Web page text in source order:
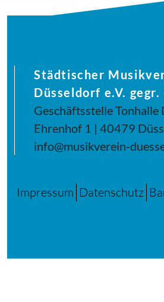
Städtischer
Düsseldorf e.V. gegr.
Geschäftsstelle Tonhalle
Ehrenhof 1 | 40479
info@musikverein-
Impressum Datenschutz